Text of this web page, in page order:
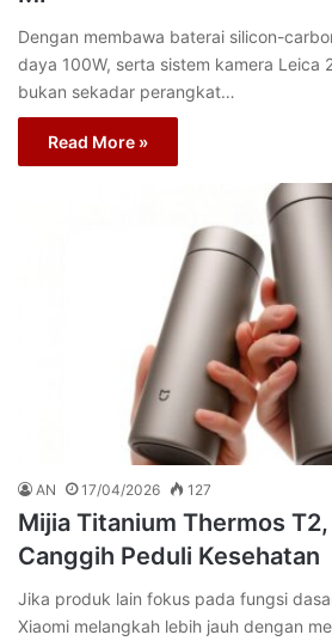
Dengan membawa baterai silicon-
daya 100W, serta sistem kamera Leica
bukan sekadar perangkat…
Read More »
AN 17/04/2026 127
Mijia Titanium Thermos
Canggih Peduli Kesehatan
Jika produk lain fokus pada fungsi
Xiaomi melangkah lebih jauh dengan